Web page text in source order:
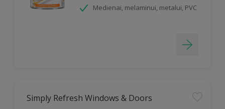
Medienai, melaminui, metalui, PVC
Simply Refresh Windows & Doors